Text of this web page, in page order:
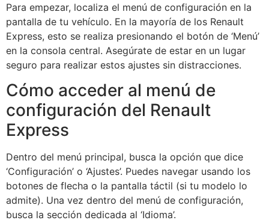
Para empezar, localiza el menú de configuración en la
pantalla de tu vehículo. En la mayoría de los Renault
Express, esto se realiza presionando el botón de ‘Menú’
en la consola central. Asegúrate de estar en un lugar
seguro para realizar estos ajustes sin distracciones.
Cómo acceder al menú de
configuración del Renault
Express
Dentro del menú principal, busca la opción que dice
‘Configuración’ o ‘Ajustes’. Puedes navegar usando los
botones de flecha o la pantalla táctil (si tu modelo lo
admite). Una vez dentro del menú de configuración,
busca la sección dedicada al ‘Idioma’.